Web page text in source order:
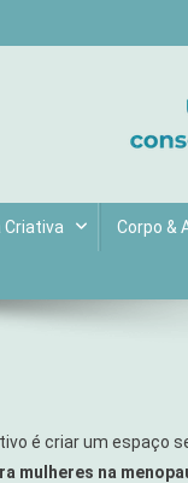
Criativa Corpo &
é criar um espaço
mulheres na